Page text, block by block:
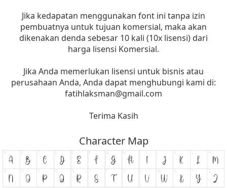
Jika kedapatan menggunakan font ini tanpa izin
pembuatnya untuk tujuan komersial, maka akan
dikenakan denda sebesar 10 kali (10x lisensi) dari
harga lisensi Komersial.
Jika Anda memerlukan lisensi untuk bisnis atau
perusahaan Anda, Anda dapat menghubungi kami di:
fatihlaksman@gmail.com
Terima Kasih
Character Map